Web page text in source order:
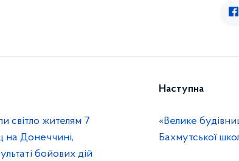
світло жителям 7
на Донеччині,
бойових дій
Наступна
«Велике
Бахмутської